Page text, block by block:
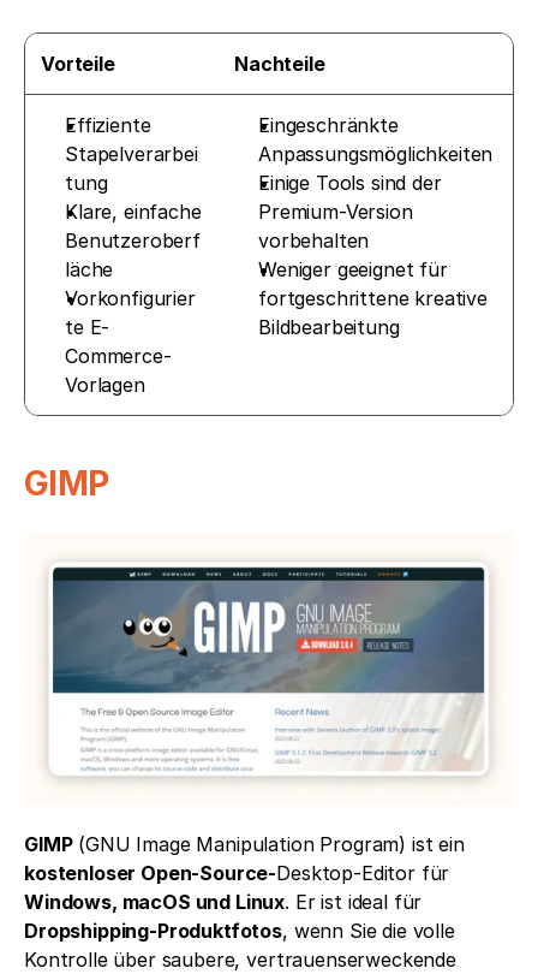
Vorteile Nachteile
Effiziente
Stapelverarbei
tung
Klare, einfache
Benutzeroberf
läche
Vorkonfigurier
te E-
Commerce-
Vorlagen
Eingeschränkte
Anpassungsmöglichkeiten
Einige Tools sind der
Premium-Version
vorbehalten
Weniger geeignet für
fortgeschrittene kreative
Bildbearbeitung
GIMP
GIMP
(GNU Image Manipulation Program) ist ein
kostenloser Open-Source-
Windows, macOS und Linux
Dropshipping-Produktfotos, wenn Sie die volle
Kontrolle über saubere, vertrauenserweckende